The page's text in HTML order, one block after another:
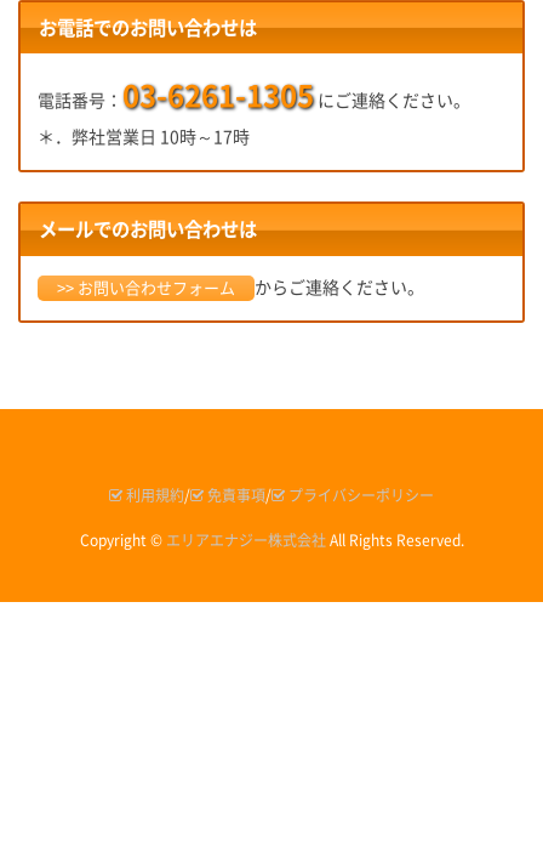
お電話でのお問い合わせは
電話番号： 03-6261-1305にご連絡ください。
＊．弊社営業日 10時～17時
メールでのお問い合わせは
>> お問い合わせフォーム からご連絡ください。
利用規約 免責事項 プライバシーポリシー
Copyright © エリアエナジー株式会社All Rights Reserved.